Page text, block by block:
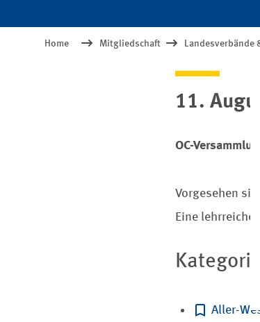
Home Mitgliedschaft Landesverbände
11.
OC-
Vorgesehen
Eine lehrreiche
Aller-